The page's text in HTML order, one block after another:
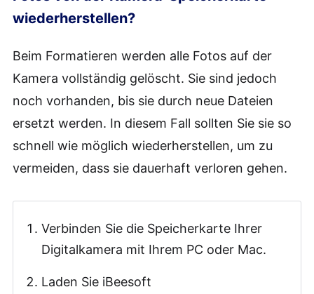
wiederherstellen?
Beim Formatieren werden alle Fotos auf der
Kamera vollständig gelöscht. Sie sind jedoch
noch vorhanden, bis sie durch neue Dateien
ersetzt werden. In diesem Fall sollten Sie sie so
schnell wie möglich wiederherstellen, um zu
vermeiden, dass sie dauerhaft verloren gehen.
Verbinden Sie die Speicherkarte Ihrer
Digitalkamera mit Ihrem PC oder Mac.
Laden Sie iBeesoft